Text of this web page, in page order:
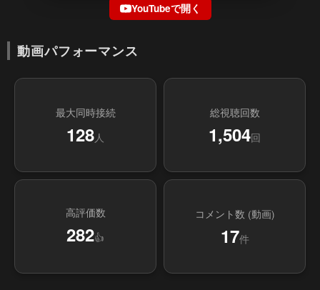
YouTubeで開く
動画パフォーマンス
最大同時接続
128人
総視聴回数
1,504回
高評価数
282👍
コメント数 (動画)
17件